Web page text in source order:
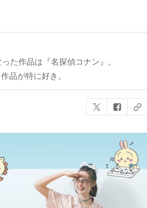
た作品は『名探偵コナン』。
品が特に好き。